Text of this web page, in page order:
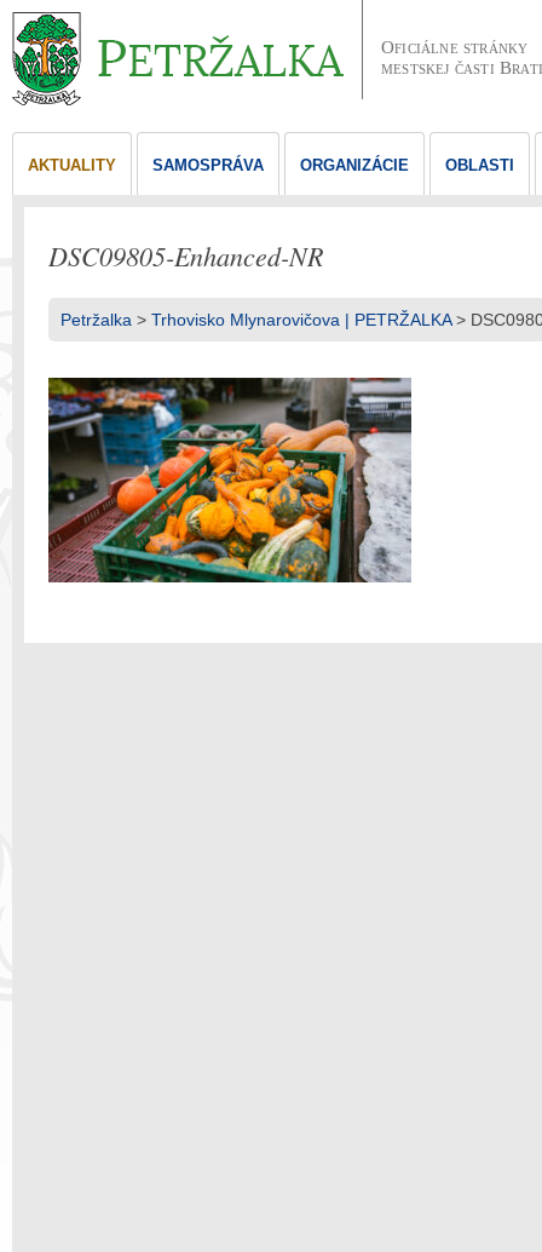
Oficiálne stránky
mestskej časti
AKTUALITY SAMOSPRÁVA ORGANIZÁCIE OBLASTI
DSC09805-Enhanced-NR
Petržalka > Trhovisko Mlynarovičova | PETRŽALKA>